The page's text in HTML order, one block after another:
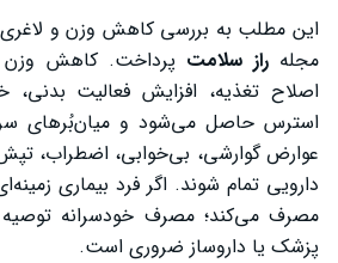
این مطلب به بررسی کاهش وزن و لاغری
مجلهراز سلامت پرداخت. کاهش وزن
اصلاح تغذیه، افزایش فعالیت
استرس حاصل می‌شود و میان‌بُرهای
عوارض گوارشی، بی‌خوابی، اضطراب،
دارویی تمام شوند. اگر فرد بیماری
مصرف می‌کند؛ مصرف خودسرانه
پزشک یا داروساز ضروری است.